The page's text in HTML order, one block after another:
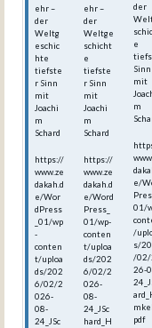
ehr –
der
Weltg
eschic
hte
tiefste
r Sinn
mit
Joachi
m
Schard
https://
www.ze
dakah.d
e/Wor
dPress
_01/wp
-
conten
t/uploa
ds/202
6/02/2
026-
08-
24_JSc
ehr –
der
Weltge
schicht
e
tiefste
r Sinn
mit
Joachi
m
Schard
https://
www.ze
dakah.d
e/Word
Press_
01/wp-
conten
t/uploa
ds/202
6/02/2
026-
08-
24_JSc
hard_H
der
e
Sinn
mit
m
e/
01/
/
s/
/02/
26-
pdf